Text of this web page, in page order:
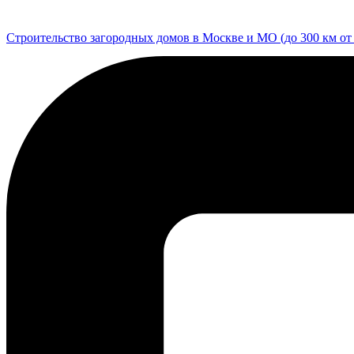
содержимому
Строительство загородных домов в Москве и МО (до 300 км